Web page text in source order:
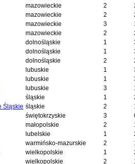
mazowieckie 2
mazowieckie 2
mazowieckie 3
mazowieckie 2
dolnośląskie 1
dolnośląskie 1
dolnośląskie 2
lubuskie 1
lubuskie 1
lubuskie 3
śląskie 1
Śląskie śląskie 2
świętokrzyskie 3
małopolskie 2
lubelskie 1
warmińsko-mazurskie 2
wielkopolskie 1
wielkopolskie 2